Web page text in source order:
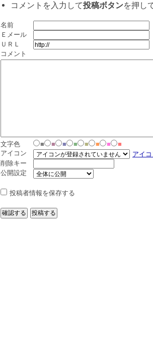
コメントを入力して投稿ボタンを押し
名前
Ｅメール
ＵＲＬ
コメント
文字色 ■ ■ ■ ■ ■ ■ ■
■
アイコン
アイ
削除キー
公開設定
投稿者情報を保存する